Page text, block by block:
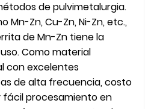
de pulvimetalurgia.
Mn-Zn, Cu-Zn, Ni-Zn, etc.,
de Mn-Zn tiene la
Como material
con excelentes
de alta frecuencia, costo
procesamiento en